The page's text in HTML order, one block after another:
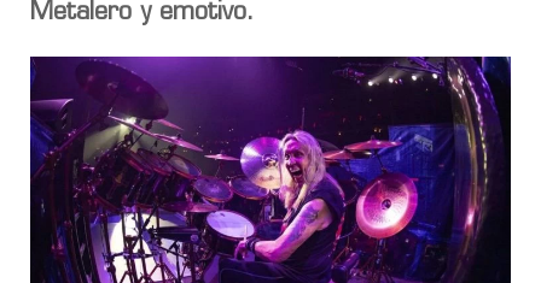
Metalero y emotivo.